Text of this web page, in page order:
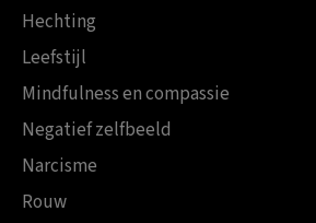
Hechting
Leefstijl
Mindfulness en compassie
Negatief zelfbeeld
Narcisme
Rouw